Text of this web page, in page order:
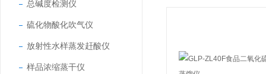
总碱度检测仪
硫化物酸化吹气仪
放射性水样蒸发赶酸仪
样品浓缩蒸干仪